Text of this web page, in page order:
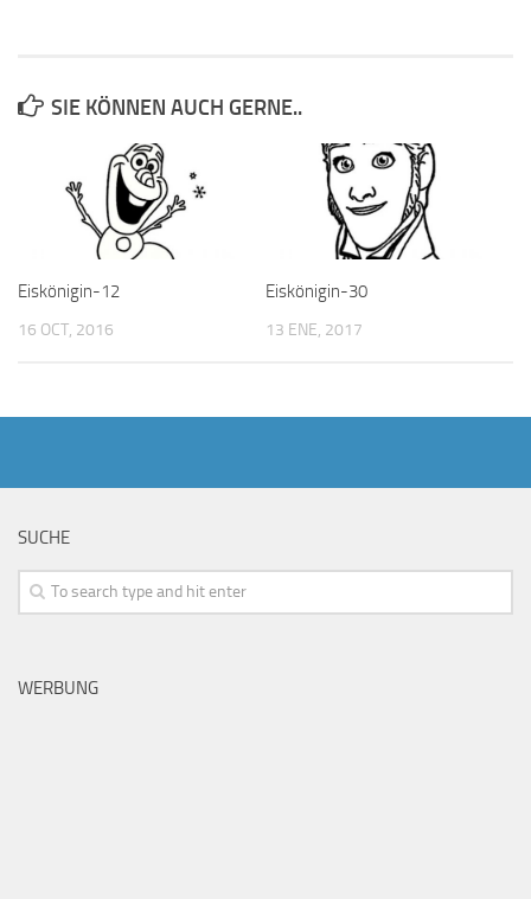
SIE KÖNNEN AUCH GERNE..
Eiskönigin-12
16 OCT, 2016
Eiskönigin-30
13 ENE, 2017
SUCHE
WERBUNG